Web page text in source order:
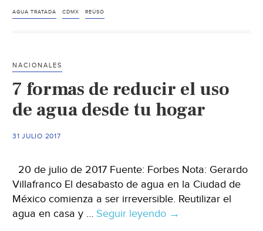
AGUA TRATADA CDMX REÚSO
NACIONALES
7 formas de reducir el uso
de agua desde tu hogar
31 JULIO 2017
20 de julio de 2017 Fuente: Forbes Nota: Gerardo
Villafranco El desabasto de agua en la Ciudad de
México comienza a ser irreversible. Reutilizar el
agua en casa y … Seguir leyendo 7
→